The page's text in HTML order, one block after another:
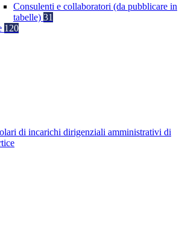
Consulenti e collaboratori (da pubblicare in
tabelle) 31
120
di incarichi dirigenziali amministrativi di